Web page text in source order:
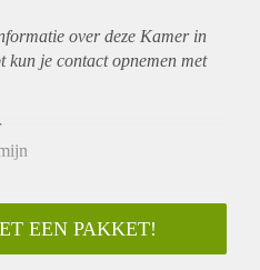
over deze Kamer in
kun je contact opnemen met
EEN PAKKET!